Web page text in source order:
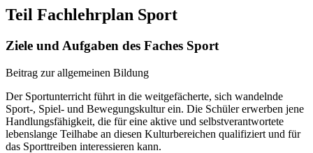
Teil Fachlehrplan Sport
Ziele und Aufgaben des Faches Sport
Beitrag zur allgemeinen Bildung
Der Sportunterricht führt in die weitgefächerte, sich wandelnde
Sport-, Spiel- und Bewegungskultur ein. Die Schüler erwerben jene
Handlungsfähigkeit, die für eine aktive und selbstverantwortete
lebenslange Teilhabe an diesen Kulturbereichen qualifiziert und für
das Sporttreiben interessieren kann.